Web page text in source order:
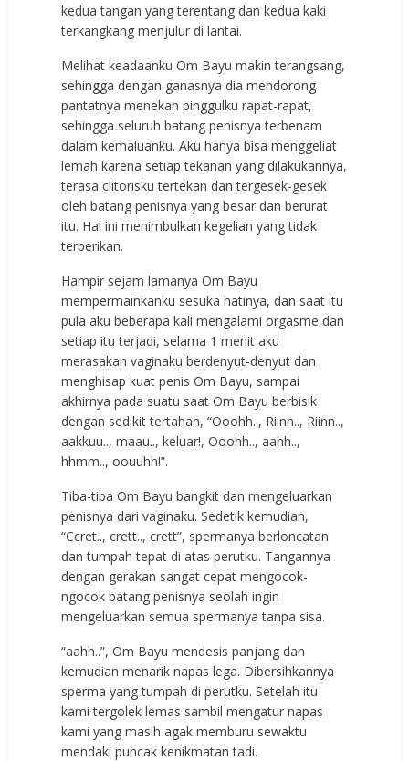
kedua tangan yang terentang dan kedua kaki
terkangkang menjulur di lantai.
Melihat keadaanku Om Bayu makin terangsang,
sehingga dengan ganasnya dia mendorong
pantatnya menekan pinggulku rapat-rapat,
sehingga seluruh batang penisnya terbenam
dalam kemaluanku. Aku hanya bisa menggeliat
lemah karena setiap tekanan yang dilakukannya,
terasa clitorisku tertekan dan tergesek-gesek
oleh batang penisnya yang besar dan berurat
itu. Hal ini menimbulkan kegelian yang tidak
terperikan.
Hampir sejam lamanya Om Bayu
mempermainkanku sesuka hatinya, dan saat itu
pula aku beberapa kali mengalami orgasme dan
setiap itu terjadi, selama 1 menit aku
merasakan vaginaku berdenyut-denyut dan
menghisap kuat penis Om Bayu, sampai
akhirnya pada suatu saat Om Bayu berbisik
dengan sedikit tertahan, “Ooohh.., Riinn.., Riinn..,
aakkuu.., maau.., keluar!, Ooohh.., aahh..,
hhmm.., oouuhh!”.
Tiba-tiba Om Bayu bangkit dan mengeluarkan
penisnya dari vaginaku. Sedetik kemudian,
“Ccret.., crett.., crett”, spermanya berloncatan
dan tumpah tepat di atas perutku. Tangannya
dengan gerakan sangat cepat mengocok-
ngocok batang penisnya seolah ingin
mengeluarkan semua spermanya tanpa sisa.
“aahh..”, Om Bayu mendesis panjang dan
kemudian menarik napas lega. Dibersihkannya
sperma yang tumpah di perutku. Setelah itu
kami tergolek lemas sambil mengatur napas
kami yang masih agak memburu sewaktu
mendaki puncak kenikmatan tadi.